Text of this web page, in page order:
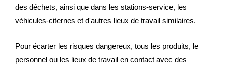
des déchets, ainsi que dans les stations-service, les
véhicules-citernes et d'autres lieux de travail similaires.
Pour écarter les risques dangereux, tous les produits, le
personnel ou les lieux de travail en contact avec des